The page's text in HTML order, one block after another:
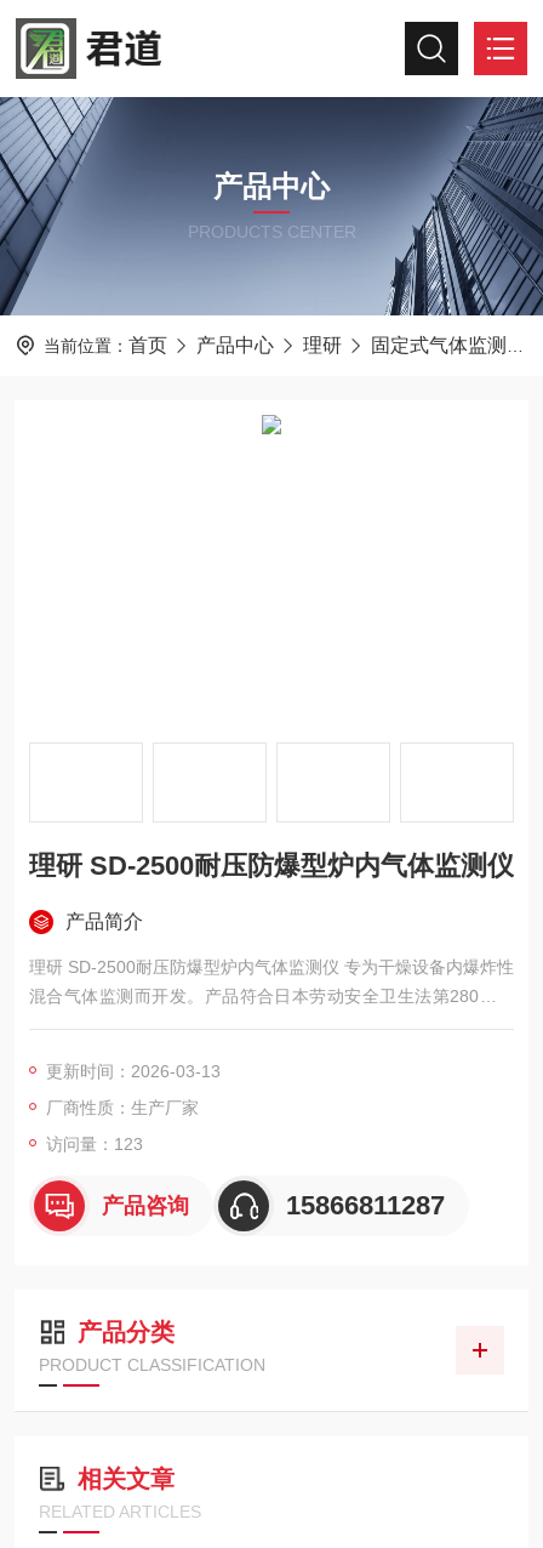
产品中心
PRODUCTS CENTER
当前位置： 首页 产品中心 理研 固定式气体监测仪
理研 SD-2500耐压防爆型炉内气体监测仪
产品简介
理研 SD-2500耐压防爆型炉内气体监测仪 专为干燥设备内爆炸性
混合气体监测而开发。产品符合日本劳动安全卫生法第280条防
爆要求，确保在正常或异常工况下均安全可靠。独特的250mm长
据。
更新时间：2026-03-13
厂商性质：生产厂家
访问量：123
产品咨询 15866811287
产品分类
PRODUCT CLASSIFICATION
相关文章
RELATED ARTICLES